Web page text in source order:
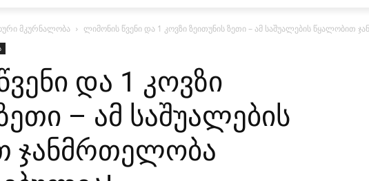
მკურნალობა ლიმონის წვენი და 1 კოვზი ზეითუნის ზეთი – ამ საშუალების წყალობით
და 1 კოვზი
– ამ საშუალების
ჯანმრთელობა